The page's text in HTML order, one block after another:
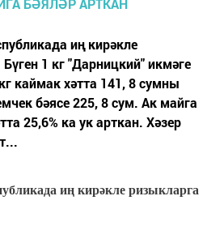
иң кирәкле
1 кг "Дарницкий" икмәге
каймак хәтта 141, 8 сумны
бәясе 225, 8 сум. Ак майга
25,6% ка ук арткан. Хәзер
иң кирәкле ризыкларга